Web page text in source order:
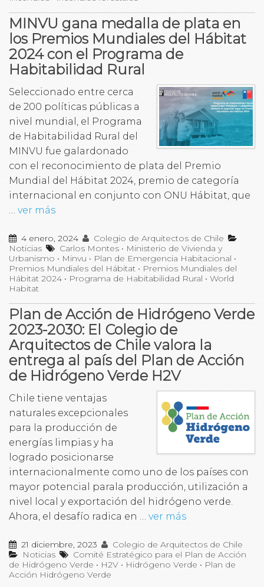
MINVU gana medalla de plata en
los Premios Mundiales del Hábitat
2024 con el Programa de
Habitabilidad Rural
Seleccionado entre cerca
de 200 políticas públicas a
nivel mundial, el Programa
de Habitabilidad Rural del
MINVU fue galardonado
con el reconocimiento de plata del Premio
Mundial del Hábitat 2024, premio de categoría
internacional en conjunto con ONU Hábitat, que
… ver más
4 enero, 2024
Colegio de Arquitectos de Chile
Noticias
Carlos Montes • Ministerio de Vivienda y
Urbanismo • Minvu • Plan de Emergencia Habitacional •
Premios Mundiales del Hábitat • Premios Mundiales del
Hábitat 2024 • Programa de Habitabilidad Rural • World
Habitat
Plan de Acción de Hidrógeno Verde
2023-2030: El Colegio de
Arquitectos de Chile valora la
entrega al país del Plan de Acción
de Hidrógeno Verde H2V
Chile tiene ventajas
naturales excepcionales
para la producción de
energías limpias y ha
logrado posicionarse
internacionalmente como uno de los países con
mayor potencial parala producción, utilización a
nivel local y exportación del hidrógeno verde.
Ahora, el desafío radica en … ver más
21 diciembre, 2023
Colegio de Arquitectos de Chile
Noticias
Comité Estratégico para el Plan de Acción
de Hidrógeno Verde • H2V • Hidrógeno Verde • Plan de
Acción Hidrógeno Verde